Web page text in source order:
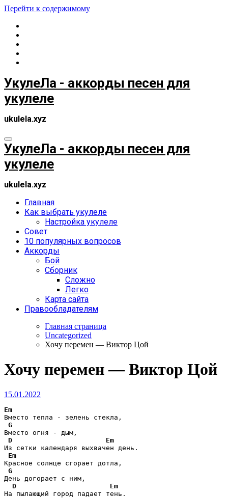
Перейти к содержимому
УкулеЛа - аккорды песен для
укулеле
ukulela.xyz
УкулеЛа - аккорды песен для
укулеле
ukulela.xyz
Главная
Как выбрать укулеле
Настройка укулеле
Совет
10 популярных вопросов
Аккорды
Бой
Сборник
Сложно
Легко
Карта сайта
Правообладателям
Главная страница
Uncategorized
Хочу перемен — Виктор Цой
Хочу перемен — Виктор Цой
15.01.2022
Em
Вместо тепла - зелень стекла,
G
Вместо огня - дым,
D
Em
Из сетки календаря выхвачен день.
Em
Красное солнце сгорает дотла,
G
День догорает с ним,
D
Em
На пылающий город падает тень.